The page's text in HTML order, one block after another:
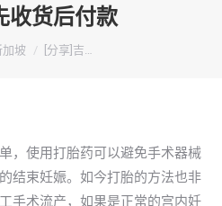
收货后付款
：
加坡 [分享]吉…
，使用打胎药可以避免手术器械
结束妊娠。如今打胎的方法也非
手术流产，如果是正常的宫内妊